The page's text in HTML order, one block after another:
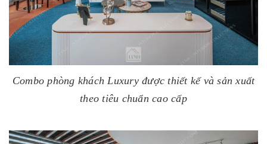
Combo phòng khách Luxury được thiết kế và sản xuất
theo tiêu chuẩn cao cấp